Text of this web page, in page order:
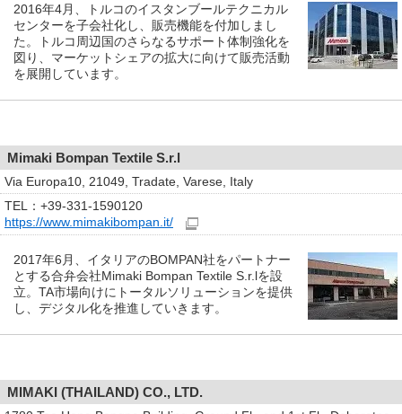
2016年4月、トルコのイスタンブールテクニカル
センターを子会社化し、販売機能を付加しまし
た。トルコ周辺国のさらなるサポート体制強化を
図り、マーケットシェアの拡大に向けて販売活動
を展開しています。
Mimaki Bompan Textile S.r.l
Via Europa10, 21049, Tradate, Varese, Italy
TEL：+39-331-1590120
https://www.mimakibompan.it/
2017年6月、イタリアのBOMPAN社をパートナー
とする合弁会社Mimaki Bompan Textile S.r.lを設
立。TA市場向けにトータルソリューションを提供
し、デジタル化を推進していきます。
MIMAKI (THAILAND) CO., LTD.